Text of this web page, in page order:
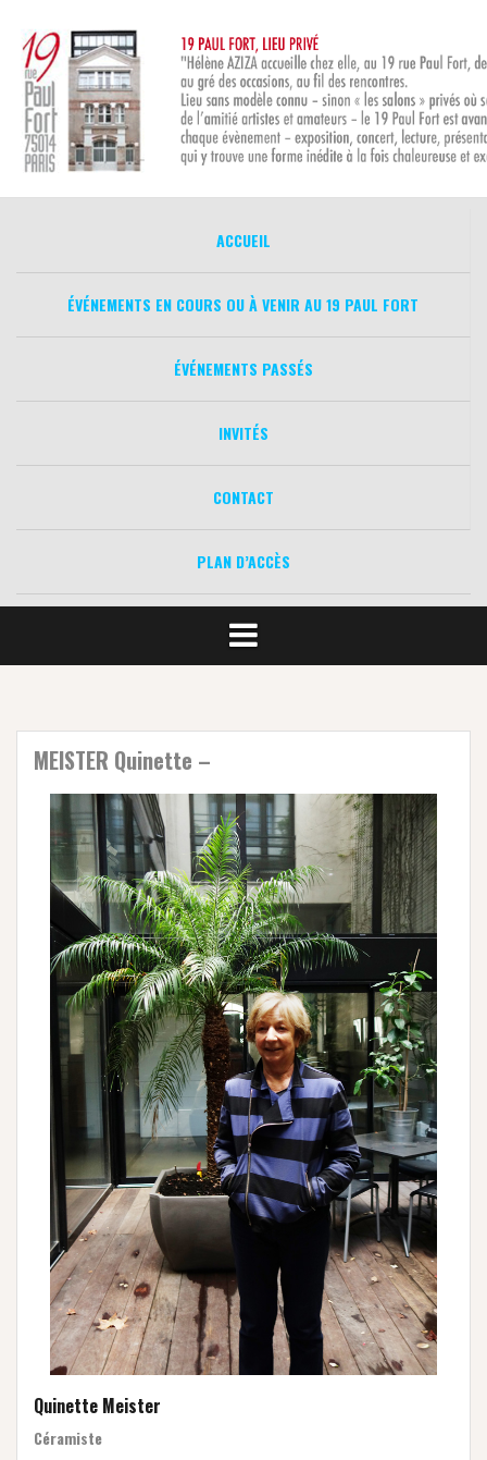
contenu
ACCUEIL
ÉVÉNEMENTS EN COURS OU À VENIR AU 19 PAUL FORT
ÉVÉNEMENTS PASSÉS
INVITÉS
CONTACT
PLAN D’ACCÈS
MEISTER Quinette –
Quinette Meister
Céramiste